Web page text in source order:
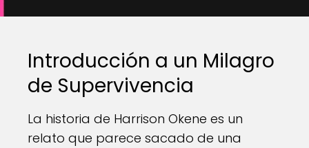
Introducción a un Milagro
de Supervivencia
La historia de Harrison Okene es un
relato que parece sacado de una